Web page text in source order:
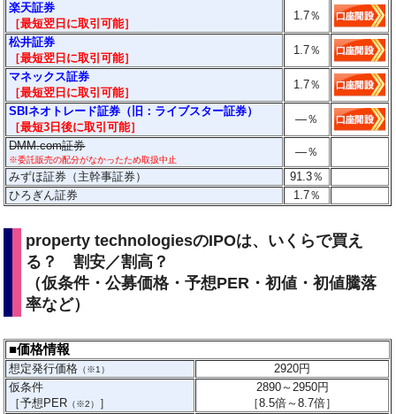
楽天証券
［最短翌日に取引可能］
1.7％
松井証券
［最短翌日に取引可能］
1.7％
マネックス証券
［最短翌日に取引可能］
1.7％
SBIネオトレード証券（旧：ライブスター証券）
［最短3日後に取引可能］
―％
DMM.com証券
※委託販売の配分がなかったため取扱中止
―％
みずほ証券（主幹事証券）
91.3％
ひろぎん証券
1.7％
property technologiesのIPOは、いくらで買え
る？ 割安／割高？
（仮条件・公募価格・予想PER・初値・初値騰落
率など）
■価格情報
想定発行価格 （※1） 2920円
仮条件
［予想PER （※2） ］
2890～2950円
［8.5倍～8.7倍］